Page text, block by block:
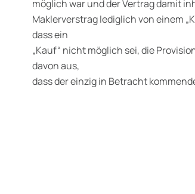
möglich war und der Vertrag damit
Maklerverstrag lediglich von einem
dass ein
„Kauf“ nicht möglich sei, die
davon aus,
dass der einzig in Betracht